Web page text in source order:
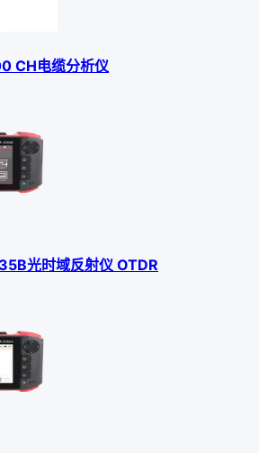
CH电缆分析仪
光时域反射仪 OTDR